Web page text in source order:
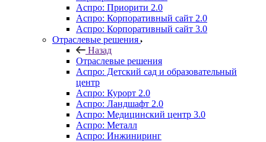
Аспро: Приорити 2.0
Аспро: Корпоративный сайт 2.0
Аспро: Корпоративный сайт 3.0
Отраслевые решения
Назад
Отраслевые решения
Аспро: Детский сад и образовательный
центр
Аспро: Курорт 2.0
Аспро: Ландшафт 2.0
Аспро: Медицинский центр 3.0
Аспро: Металл
Аспро: Инжиниринг